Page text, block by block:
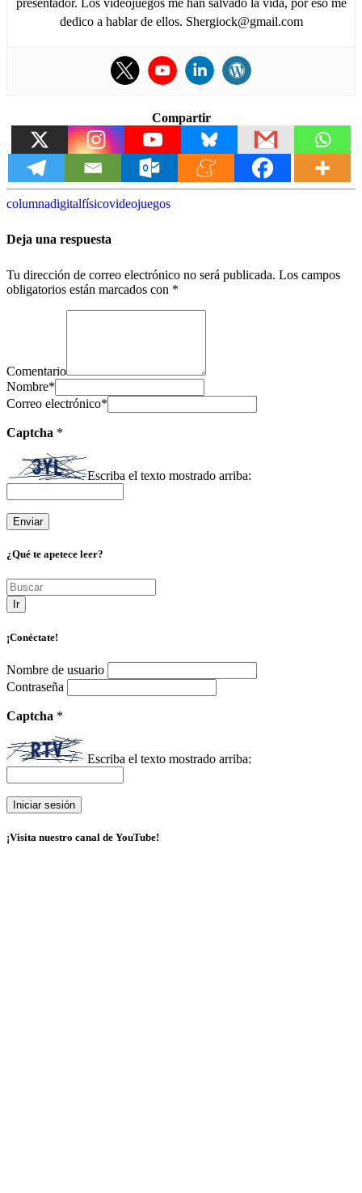
dedico a hablar de ellos. Shergiock@gmail.com
Compartir
columnadigitalfísicovideojuegos
Deja una respuesta
Tu dirección de correo electrónico no será publicada. Los campos
obligatorios están marcados con *
Comentario
Nombre*
Correo electrónico*
Captcha *
Escriba el texto mostrado arriba:
¿Qué te apetece leer?
Ir
¡Conéctate!
Nombre de usuario
Contraseña
Captcha *
Escriba el texto mostrado arriba:
¡Visita nuestro canal de YouTube!